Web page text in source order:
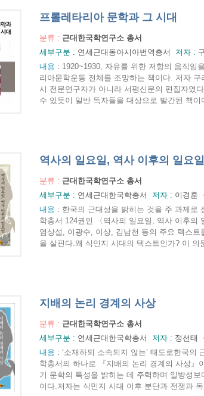
프롤레타리아 문학과 그 시대
분류 : 근대한국학연구소 총서
세부구분 : 연세근대동아시아번역총서 저자 :
내용 : 1920~1930, 자유를 위한 저항의 움직임
리아문학운동 전체를 조망하는 책이다. 저자
시 전문연구자가 아니라 서평신문의 편집자였
수 있듯이 일반 독자들을 대상으로 발간된 책
역사의 일요일, 역사 이후의 일요
분류 : 근대한국학연구소 총서
세부구분 : 연세근대한국학총서 저자 : 이경훈
내용 : 한국의 근대성을 밝히는 것을 주 과제로
학총서 124권인 〈역사의 일요일, 역사 이후의
염상섭, 이광수, 이상, 김남천 등의 주요 텍스
을 살핀다.왜 식민지 시대의 텍스트인가? 이 의
지배의 논리 경계의 사상
분류 : 근대한국학연구소 총서
세부구분 : 연세근대한국학총서 저자 : 정선태
내용 : ‘소재하되 소속되지 않는’ 태도로한국
학총서의 하나로 『지배의 논리 경계의 사상
기 문학의 특성을 밝히는 데 주력하며 일방성
이다.저자는 식민지 시대 이후 분단과 전쟁과